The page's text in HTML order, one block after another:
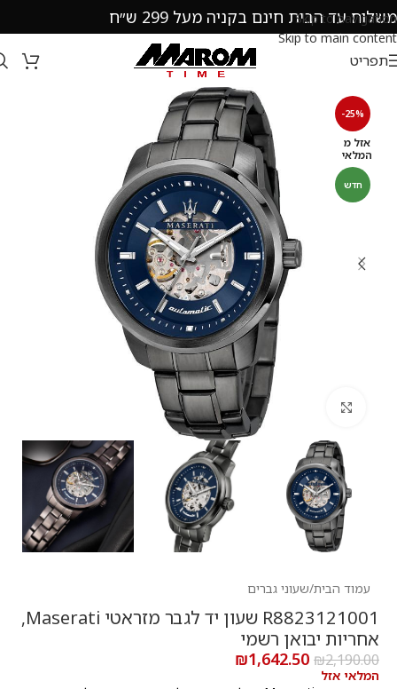
Skip to navigation
Skip to main content
משלוח עד הבית חינם בקניה מעל 299 ש״ח
תפריט
עמוד הבית/שעוני גברים
R8823121001 שעון יד לגבר מזראטי Maserati,
אחריות יבואן רשמי
₪2,190.00
₪1,642.50
המלאי אזל
-25%
אזל מ
המלאי
חדש
לחץ להגדלה